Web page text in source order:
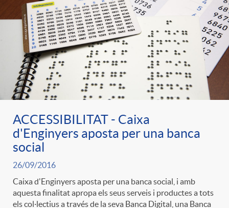
ACCESSIBILITAT - Caixa
d'Enginyers aposta per una banca
social
26/09/2016
Caixa d'Enginyers aposta per una banca social, i amb
aquesta finalitat apropa els seus serveis i productes a tots
els col·lectius a través de la seva Banca Digital, una Banca